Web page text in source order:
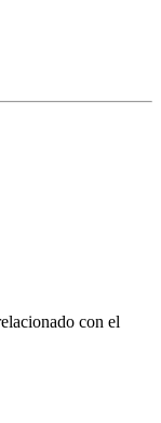
con el